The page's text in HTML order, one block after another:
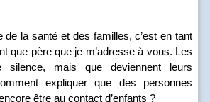
de la santé et des familles, c’est en tant
que père que je m’adresse à vous. Les
silence, mais que deviennent leurs
expliquer que des personnes
être au contact d’enfants ?